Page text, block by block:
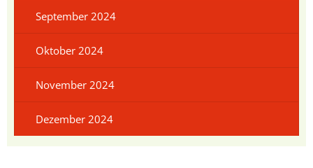
September 2024
Oktober 2024
November 2024
Dezember 2024